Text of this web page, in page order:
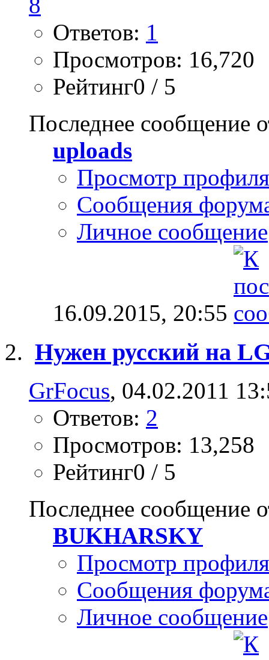
Ответов: 1
Просмотров: 16,720
Рейтинг0 / 5
Последнее сообщение
uploads
Просмотр профиля
Сообщения
Личное сообщение
16.09.2015, 20:55
Нужен русский на
GrFocus, 04.02.2011
Ответов: 2
Просмотров: 13,258
Рейтинг0 / 5
Последнее сообщение
BUKHARSKY
Просмотр профиля
Сообщения
Личное сообщение